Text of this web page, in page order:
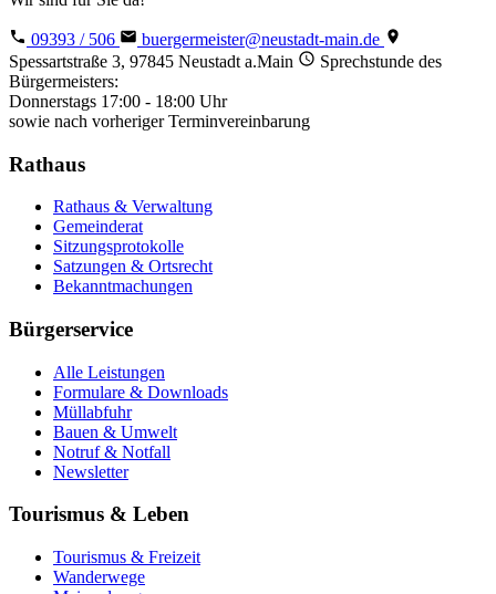
09393 / 506
buergermeister@neustadt-main.de
Spessartstraße 3, 97845 Neustadt a.Main
Sprechstunde des
Bürgermeisters:
Donnerstags 17:00 - 18:00 Uhr
sowie nach vorheriger Terminvereinbarung
Rathaus
Rathaus & Verwaltung
Gemeinderat
Sitzungsprotokolle
Satzungen & Ortsrecht
Bekanntmachungen
Bürgerservice
Alle Leistungen
Formulare & Downloads
Müllabfuhr
Bauen & Umwelt
Notruf & Notfall
Newsletter
Tourismus & Leben
Tourismus & Freizeit
Wanderwege